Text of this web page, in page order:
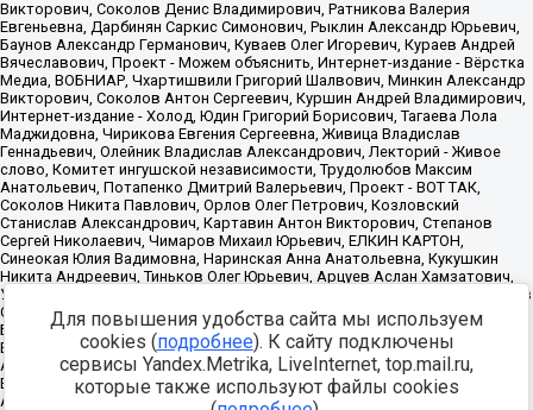
Для повышения удобства сайта мы используем
cookies (подробнее). К сайту подключены
сервисы Yandex.Metrika, LiveInternet, top.mail.ru,
которые также используют файлы cookies